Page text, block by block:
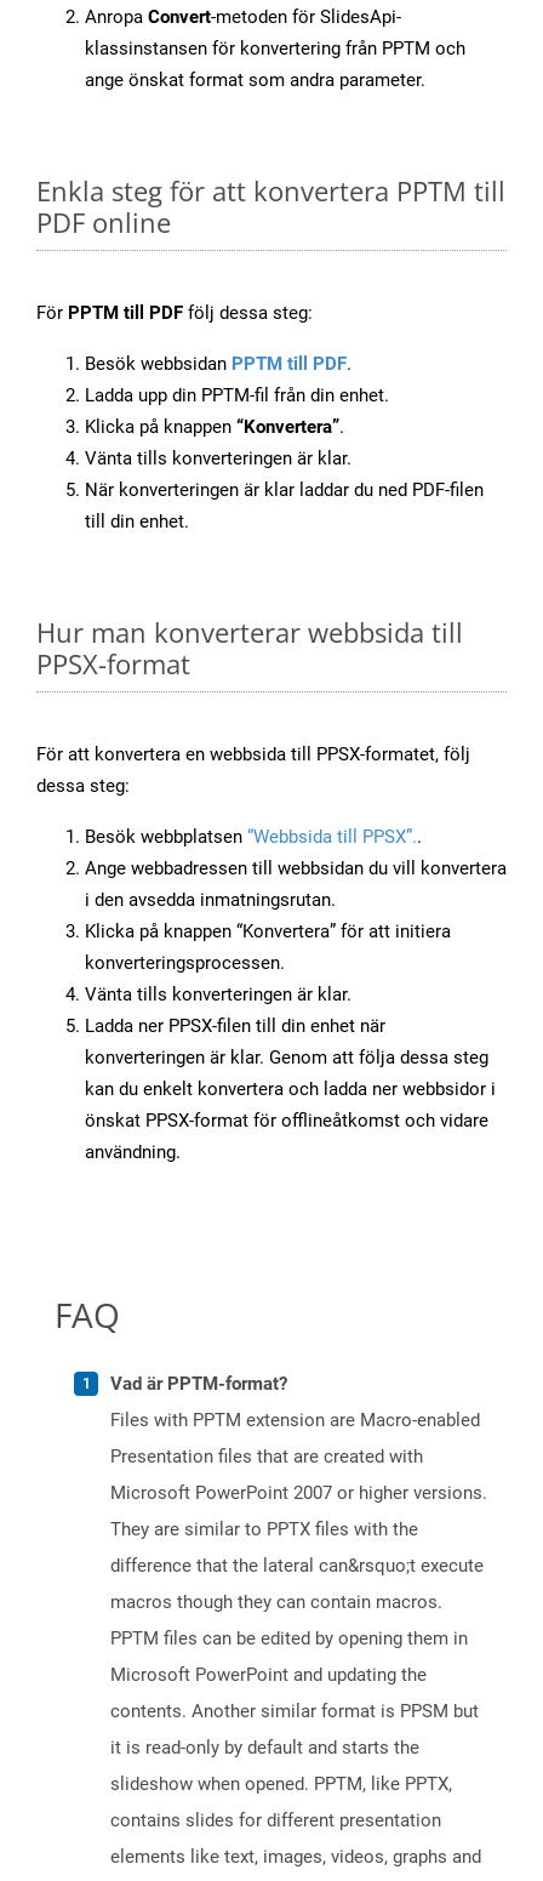
Anropa Convert-metoden för SlidesApi-
klassinstansen för konvertering från PPTM och
ange önskat format som andra parameter.
Enkla steg för att konvertera PPTM till
PDF online
För PPTM till PDF följ dessa steg:
Besök webbsidan PPTM till PDF.
Ladda upp din PPTM-fil från din enhet.
Klicka på knappen “Konvertera”.
Vänta tills konverteringen är klar.
När konverteringen är klar laddar du ned PDF-filen
till din enhet.
Hur man konverterar webbsida till
PPSX-format
För att konvertera en webbsida till PPSX-formatet, följ
dessa steg:
Besök webbplatsen “Webbsida till PPSX”..
Ange webbadressen till webbsidan du vill konvertera
i den avsedda inmatningsrutan.
Klicka på knappen “Konvertera” för att initiera
konverteringsprocessen.
Vänta tills konverteringen är klar.
Ladda ner PPSX-filen till din enhet när
konverteringen är klar. Genom att följa dessa steg
kan du enkelt konvertera och ladda ner webbsidor i
önskat PPSX-format för offlineåtkomst och vidare
användning.
FAQ
Vad är PPTM-format?
Files with PPTM extension are Macro-enabled
Presentation files that are created with
Microsoft PowerPoint 2007 or higher versions.
They are similar to PPTX files with the
difference that the lateral can&rsquo;t execute
macros though they can contain macros.
PPTM files can be edited by opening them in
Microsoft PowerPoint and updating the
contents. Another similar format is PPSM but
it is read-only by default and starts the
slideshow when opened. PPTM, like PPTX,
contains slides for different presentation
elements like text, images, videos, graphs and